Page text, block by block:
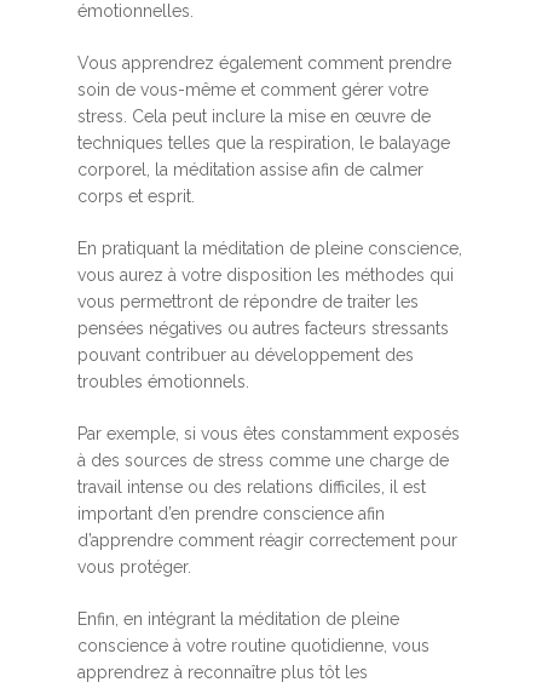
émotionnelles.
Vous apprendrez également comment prendre
soin de vous-même et comment gérer votre
stress. Cela peut inclure la mise en œuvre de
techniques telles que la respiration, le balayage
corporel, la méditation assise afin de calmer
corps et esprit.
En pratiquant la méditation de pleine conscience,
vous aurez à votre disposition les méthodes qui
vous permettront de répondre de traiter les
pensées négatives ou autres facteurs stressants
pouvant contribuer au développement des
troubles émotionnels.
Par exemple, si vous êtes constamment exposés
à des sources de stress comme une charge de
travail intense ou des relations difficiles, il est
important d’en prendre conscience afin
d’apprendre comment réagir correctement pour
vous protéger.
Enfin, en intégrant la méditation de pleine
conscience à votre routine quotidienne, vous
apprendrez à reconnaître plus tôt les